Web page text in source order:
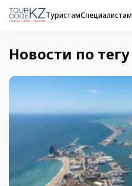
ТуристамСпециалистам
Новости по тегу